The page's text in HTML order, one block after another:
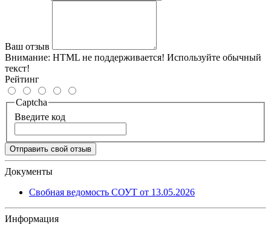
Ваш отзыв
Внимание: HTML не поддерживается! Используйте обычный
текст!
Рейтинг
Captcha
Введите код
Отправить свой отзыв
Документы
Свобная ведомость СОУТ от 13.05.2026
Информация